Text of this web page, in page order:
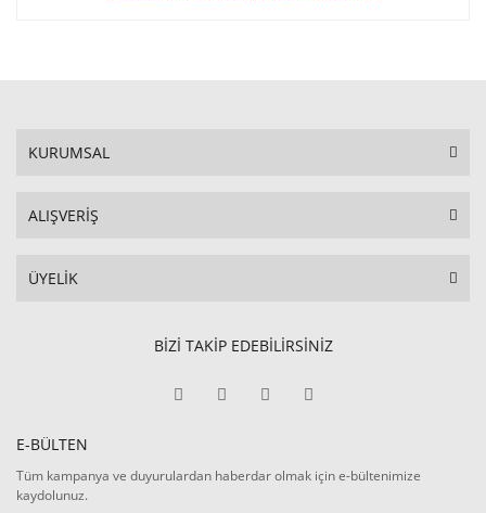
KURUMSAL
ALIŞVERİŞ
ÜYELİK
BİZİ TAKİP EDEBİLİRSİNİZ
E-BÜLTEN
Tüm kampanya ve duyurulardan haberdar olmak için e-bültenimize
kaydolunuz.